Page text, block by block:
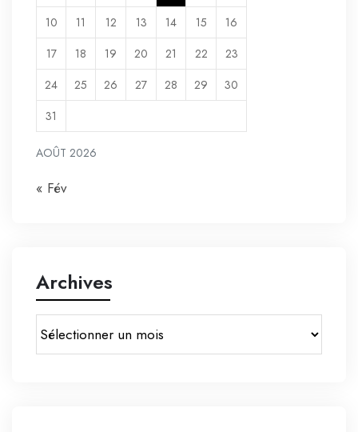
AOÛT 2026
10
11 12 13 14 15
16
17
18 19 20 21 22
23
24
25 26 27 28 29
30
31
« Fév
Archives